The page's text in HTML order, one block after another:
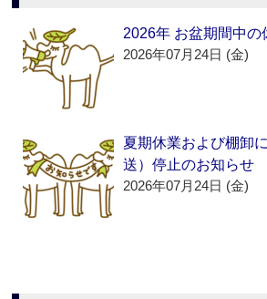
2026年 お盆期間中の
2026年07月24日 (金)
夏期休業および棚卸
送）停止のお知らせ
2026年07月24日 (金)